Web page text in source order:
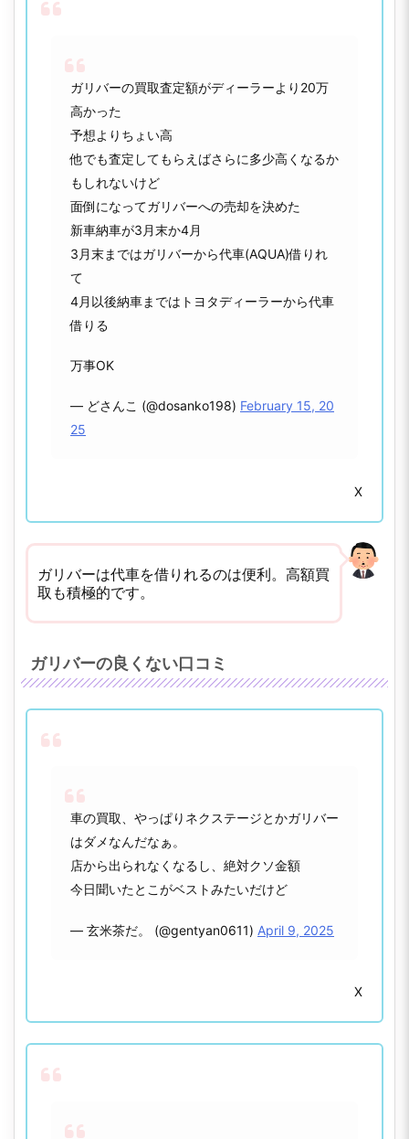
ガリバーの買取査定額がディーラーより20万
高かった
予想よりちょい高
他でも査定してもらえばさらに多少高くなるか
もしれないけど
面倒になってガリバーへの売却を決めた
新車納車が3月末か4月
3月末まではガリバーから代車(AQUA)借りれ
て
4月以後納車まではトヨタディーラーから代車
借りる
万事OK
— どさんこ (@dosanko198) February 15, 20
25
X
ガリバーは代車を借りれるのは便利。高額買
取も積極的です。
ガリバーの良くない口コミ
車の買取、やっぱりネクステージとかガリバー
はダメなんだなぁ。
店から出られなくなるし、絶対クソ金額
今日聞いたとこがベストみたいだけど
— 玄米茶だ。 (@gentyan0611) April 9, 2025
X